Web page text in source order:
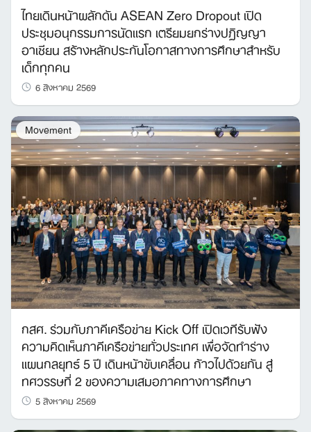
ไทยเดินหน้าผลักดัน ASEAN Zero Dropout เปิด
ประชุมอนุกรรมการนัดแรก เตรียมยกร่างปฏิญญา
อาเซียน สร้างหลักประกันโอกาสทางการศึกษาสำหรับ
เด็กทุกคน
6 สิงหาคม 2569
Movement
กสศ. ร่วมกับภาคีเครือข่าย Kick Off เปิดเวทีรับฟัง
ความคิดเห็นภาคีเครือข่ายทั่วประเทศ เพื่อจัดทำร่าง
แผนกลยุทธ์ 5 ปี เดินหน้าขับเคลื่อน ก้าวไปด้วยกัน สู่
ทศวรรษที่ 2 ของความเสมอภาคทางการศึกษา
5 สิงหาคม 2569